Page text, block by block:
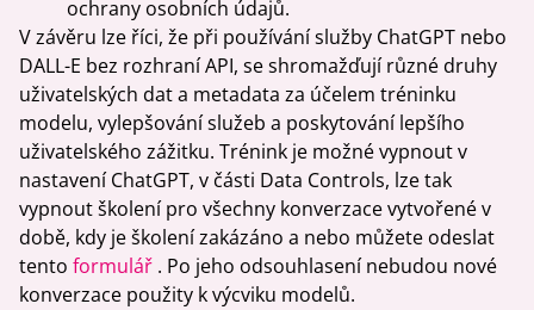
ochrany osobních údajů.
V závěru lze říci, že při používání služby ChatGPT nebo
DALL-E bez rozhraní API, se shromažďují různé druhy
uživatelských dat a metadata za účelem tréninku
modelu, vylepšování služeb a poskytování lepšího
uživatelského zážitku. Trénink je možné vypnout v
nastavení ChatGPT, v části Data Controls, lze tak
vypnout školení pro všechny konverzace vytvořené v
době, kdy je školení zakázáno a nebo můžete odeslat
tento formulář . Po jeho odsouhlasení nebudou nové
konverzace použity k výcviku modelů.